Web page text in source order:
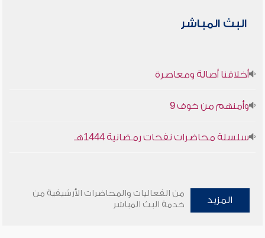
البث المباشر
أخلاقنا أصالة ومعاصرة
وأمنهم من خوف 9
سلسلة محاضرات نفحات رمضانية 1444هـ
المزيد
من الفعاليات والمحاضرات الأرشيفية من
خدمة البث المباشر